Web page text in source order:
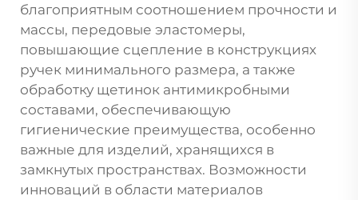
благоприятным соотношением прочности и
массы, передовые эластомеры,
повышающие сцепление в конструкциях
ручек минимального размера, а также
обработку щетинок антимикробными
составами, обеспечивающую
гигиенические преимущества, особенно
важные для изделий, хранящихся в
замкнутых пространствах. Возможности
инноваций в области материалов